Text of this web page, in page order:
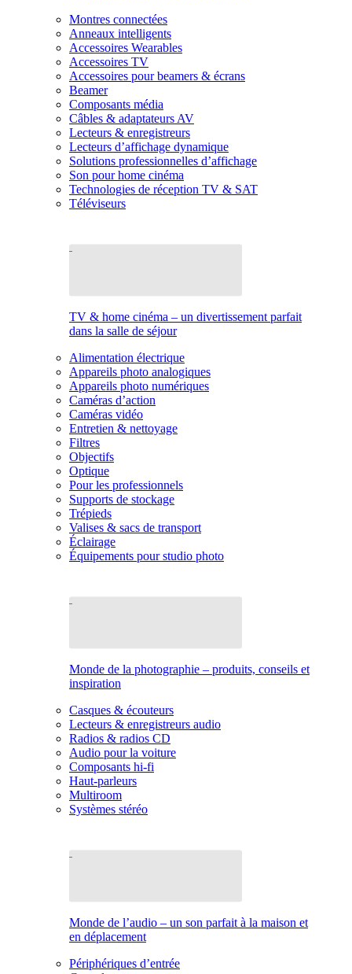
Montres connectées
Anneaux intelligents
Accessoires Wearables
Accessoires TV
Accessoires pour beamers & écrans
Beamer
Composants média
Câbles & adaptateurs AV
Lecteurs & enregistreurs
Lecteurs d’affichage dynamique
Solutions professionnelles d’affichage
Son pour home cinéma
Technologies de réception TV & SAT
Téléviseurs
TV & home cinéma – un divertissement parfait
dans la salle de séjour
Alimentation électrique
Appareils photo analogiques
Appareils photo numériques
Caméras d’action
Caméras vidéo
Entretien & nettoyage
Filtres
Objectifs
Optique
Pour les professionnels
Supports de stockage
Trépieds
Valises & sacs de transport
Éclairage
Équipements pour studio photo
Monde de la photographie – produits, conseils et
inspiration
Casques & écouteurs
Lecteurs & enregistreurs audio
Radios & radios CD
Audio pour la voiture
Composants hi-fi
Haut-parleurs
Multiroom
Systèmes stéréo
Monde de l’audio – un son parfait à la maison et
en déplacement
Périphériques d’entrée